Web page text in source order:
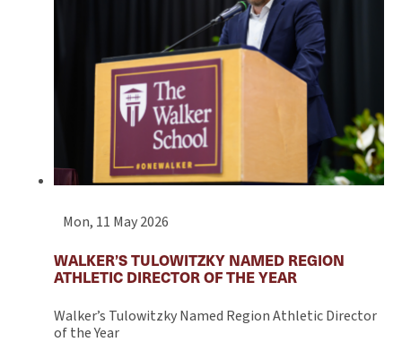
Mon, 11 May 2026
WALKER’S TULOWITZKY NAMED REGION
ATHLETIC DIRECTOR OF THE YEAR
Walker’s Tulowitzky Named Region Athletic Director
of the Year